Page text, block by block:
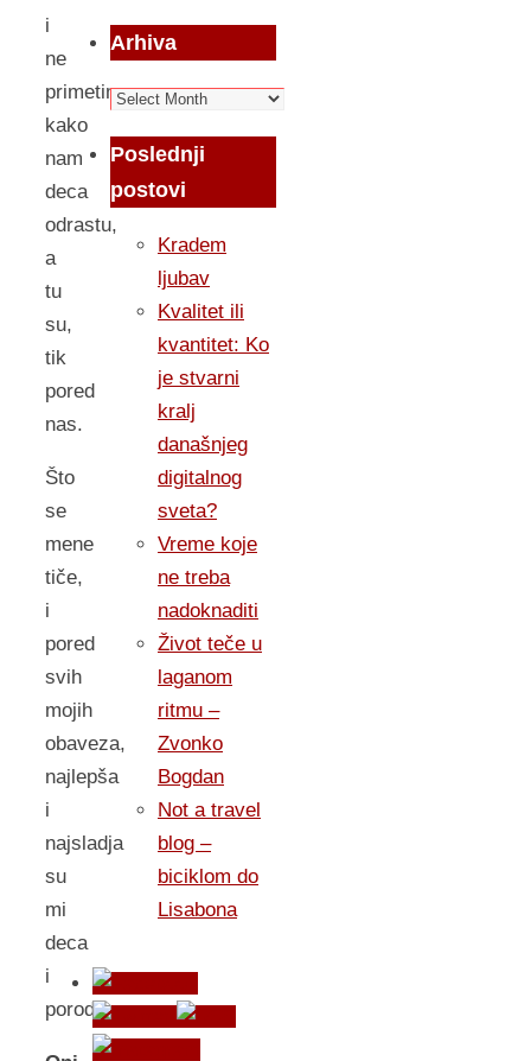
i
ne
primetimo
kako
nam
deca
odrastu,
a
tu
su,
tik
pored
nas.
Što
se
mene
tiče,
i
pored
svih
mojih
obaveza,
najlepša
i
najsladja
su
mi
deca
i
porodica.
Arhiva
Arhiva
Poslednji
postovi
Kradem
ljubav
Kvalitet ili
kvantitet: Ko
je stvarni
kralj
današnjeg
digitalnog
sveta?
Vreme koje
ne treba
nadoknaditi
Život teče u
laganom
ritmu –
Zvonko
Bogdan
Not a travel
blog –
biciklom do
Lisabona